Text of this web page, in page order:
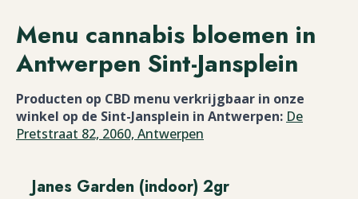
Menu cannabis bloemen in
Antwerpen Sint-Jansplein
Producten op CBD menu verkrijgbaar in onze
winkel op de Sint-Jansplein in Antwerpen: De
Pretstraat 82, 2060, Antwerpen
Janes Garden (indoor) 2gr